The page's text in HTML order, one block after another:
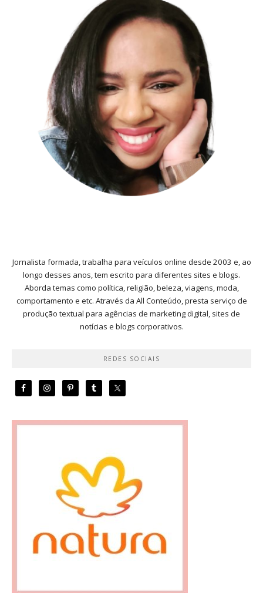
Jornalista formada, trabalha para veículos online desde 2003 e, ao
longo desses anos, tem escrito para diferentes sites e blogs.
Aborda temas como política, religião, beleza, viagens, moda,
comportamento e etc. Através da All Conteúdo, presta serviço de
produção textual para agências de marketing digital, sites de
notícias e blogs corporativos.
REDES SOCIAIS